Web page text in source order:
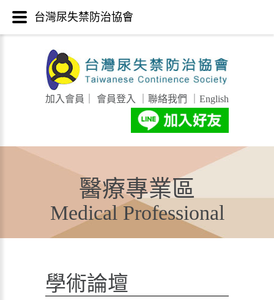
加入會員 會員登入 聯絡我們 English
醫療專業區
Medical Professional
學術論壇
台灣尿失禁防治協會